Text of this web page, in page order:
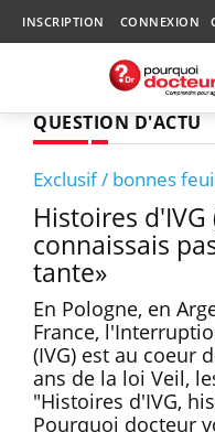
INSCRIPTION CONNEXION
QUESTION D'ACTU
Exclusif / bonnes
Histoires d'IVG
connaissais
tante»
En Pologne, en
France,
(IVG) est au coeur
ans de la loi Veil,
"Histoires d'IVG,
Pourquoi docteur